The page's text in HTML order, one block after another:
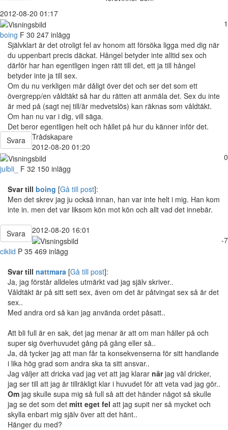
2012-08-20 01:17
1
boing F 30 247 inlägg
Självklart är det otroligt fel av honom att försöka ligga med dig när
du uppenbart precis däckat. Hångel betyder inte alltid sex och
därför har han egentligen ingen rätt till det, ett ja till hångel
betyder inte ja till sex.
Om du nu verkligen mår dåligt över det och ser det som ett
övergrepp/en våldtäkt så har du rätten att anmäla det. Sex du inte
är med på (sagt nej till/är medvetslös) kan räknas som våldtäkt.
Om han nu var i dig, vill säga.
Det beror egentligen helt och hållet på hur du känner inför det.
Svara
Trådskapare
2012-08-20 01:20
0
julbli_
F 32 150 inlägg
Svar till boing [Gå till post]:
Men det skrev jag ju också innan, han var inte helt i mig. Han kom
inte in. men det var liksom kön mot kön och allt vad det innebär.
Svara
2012-08-20 16:01
-7
ciklid P 35 469 inlägg
Svar till nattmara [Gå till post]:
Ja, jag förstår alldeles utmärkt vad jag själv skriver..
Våldtäkt är på sitt sett sex, även om det är påtvingat sex så är det
sex..
Med andra ord så kan jag använda ordet påsatt..
Att bli full är en sak, det jag menar är att om man håller på och
super sig överhuvudet gång på gång eller så..
Ja, då tycker jag att man får ta konsekvenserna för sitt handlande
i lika hög grad som andra ska ta sitt ansvar..
Jag väljer att dricka vad jag vet att jag klarar närjag väl dricker,
jag ser till att jag är tillräkligt klar i huvudet för att veta vad jag gör..
Om jag skulle supa mig så full så att det händer något så skulle
jag se det som det mitt eget fel att jag supit ner så mycket och
skylla enbart mig själv över att det hänt..
Hänger du med?